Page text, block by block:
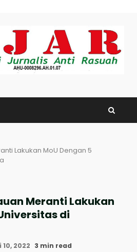
Lakukan MoU Dengan 5
Meranti Lakukan
di
2022 3 min read